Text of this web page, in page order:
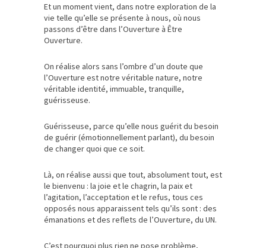
Et un moment vient, dans notre exploration de la
vie telle qu’elle se présente à nous, où nous
passons d’être dans l’Ouverture à Être
Ouverture.
On réalise alors sans l’ombre d’un doute que
l’Ouverture est notre véritable nature, notre
véritable identité, immuable, tranquille,
guérisseuse.
Guérisseuse, parce qu’elle nous guérit du besoin
de guérir (émotionnellement parlant), du besoin
de changer quoi que ce soit.
Là, on réalise aussi que tout, absolument tout, est
le bienvenu : la joie et le chagrin, la paix et
l’agitation, l’acceptation et le refus, tous ces
opposés nous apparaissent tels qu’ils sont : des
émanations et des reflets de l’Ouverture, du UN.
C’est pourquoi plus rien ne pose problème,